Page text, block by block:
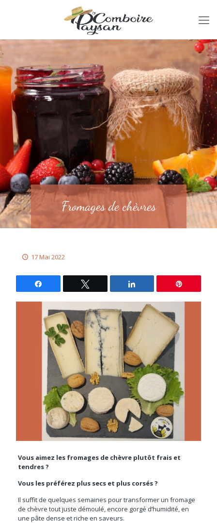
Fromages de chèvres
17 Mai 2022
Vous aimez les fromages de chèvre plutôt frais et
tendres ?
Vous les préférez plus secs et plus corsés ?
Il suffit de quelques semaines pour transformer un fromage
de chèvre tout juste démoulé, encore gorgé d’humidité, en
une pâte dense et riche en saveurs.